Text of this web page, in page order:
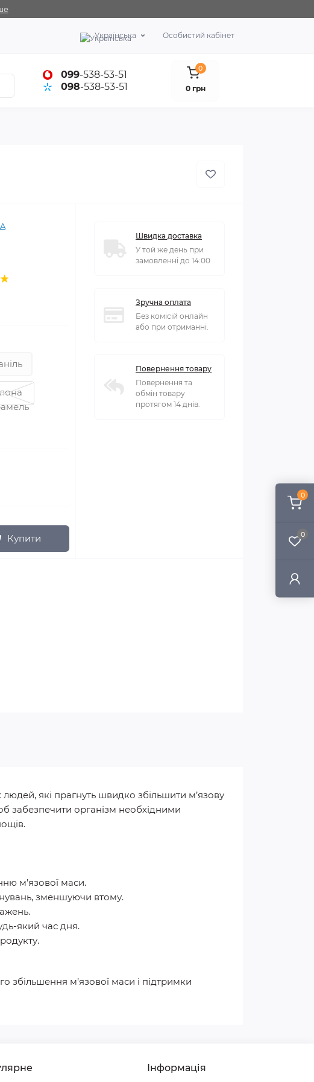
0
0
Українська Особистий кабінет
099-538-53-51
098-538-53-51
0
0 грн
Купити
Швидка доставка
У той же день при
замовленні до 14:00
Зручна оплата
Без комісій онлайн
або при отриманні.
Повернення товару
Повернення та
обмін товару
протягом 14 днів.
які прагнуть швидко збільшити м’язову
забезпечити організм необхідними
м’язової маси.
зменшуючи втому.
який час дня.
м’язової маси і підтримки
Інформація